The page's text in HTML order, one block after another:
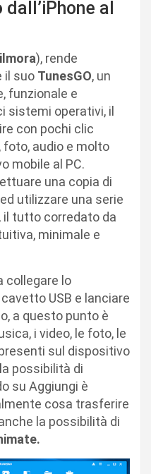
al
), rende
il suo TunesGO, un
funzionale e
sistemi operativi, il
con pochi clic
audio e molto
mobile al PC.
una copia di
utilizzare una serie
tutto corredato da
minimale e
collegare lo
USB e lanciare
a questo punto è
i video, le foto, le
sul dispositivo
possibilità di
su Aggiungi è
cosa trasferire
la possibilità di